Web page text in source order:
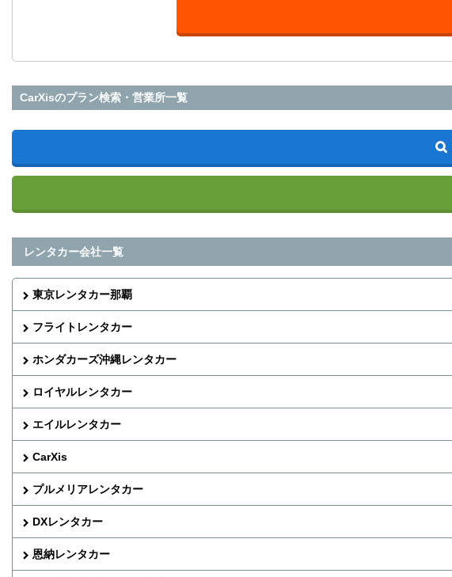
CarXisのプラン検索・営業所一覧
レンタカー会社一覧
東京レンタカー那覇
フライトレンタカー
ホンダカーズ沖縄レンタカー
ロイヤルレンタカー
エイルレンタカー
CarXis
プルメリアレンタカー
DXレンタカー
恩納レンタカー